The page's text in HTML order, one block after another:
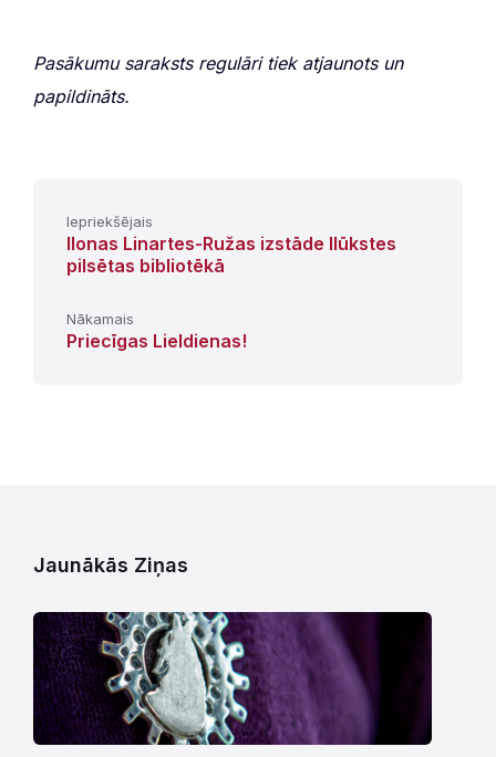
Pasākumu saraksts regulāri tiek atjaunots un
papildināts.
Iepriekšējais
Ilonas Linartes-Ružas izstāde Ilūkstes
pilsētas bibliotēkā
Nākamais
Priecīgas Lieldienas!
Jaunākās Ziņas